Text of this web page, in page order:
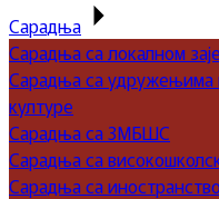
Сарадња
Сарадња са локалном
Сарадња са удружењима
културе
Сарадња са ЗМБШС
Сарадња са
Сарадња са